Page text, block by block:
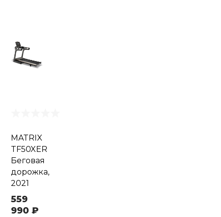
MATRIX
TF50XER
Беговая
дорожка,
2021
559
990 ₽